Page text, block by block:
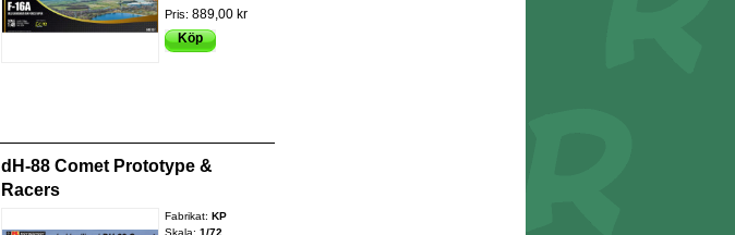
Pris: 889,00 kr
Köp
dH-88 Comet Prototype &
Racers
Fabrikat: KP
Skala: 1/72